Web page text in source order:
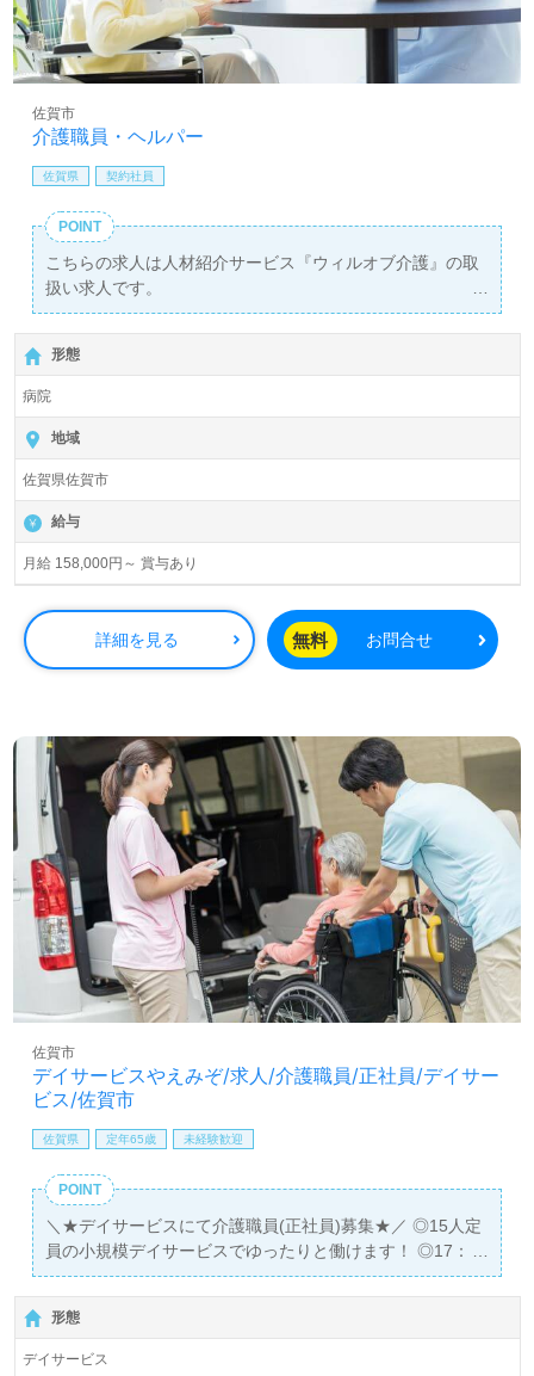
介護職員・ヘルパー
佐賀市
佐賀県 契約社員
POINT
こちらの求人は人材紹介サービス『ウィルオブ介護』の取
扱い求人です。
詳細に関してお気軽にご相談ください♪
【無料】で皆さんの転職活動をサポートいたします。
形態
病院
地域
佐賀県佐賀市
給与
月給 158,000円～ 賞与あり
詳細を見る 無料 お問合せ
デイサービスやえみぞ/求人/介護職員/正社員/デイサー
ビス/佐賀市
佐賀市
佐賀県 定年65歳 未経験歓迎
POINT
＼★デイサービスにて介護職員(正社員)募集★／ ◎15人定
員の小規模デイサービスでゆったりと働けます！ ◎17：
30までの勤務で残業無し♪プライベートも充実可能！
形態
デイサービス